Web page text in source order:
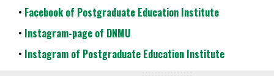
• Facebook of Postgraduate Education Institute
• Instagram-page of DNMU
• Instagram of Postgraduate Education Institute